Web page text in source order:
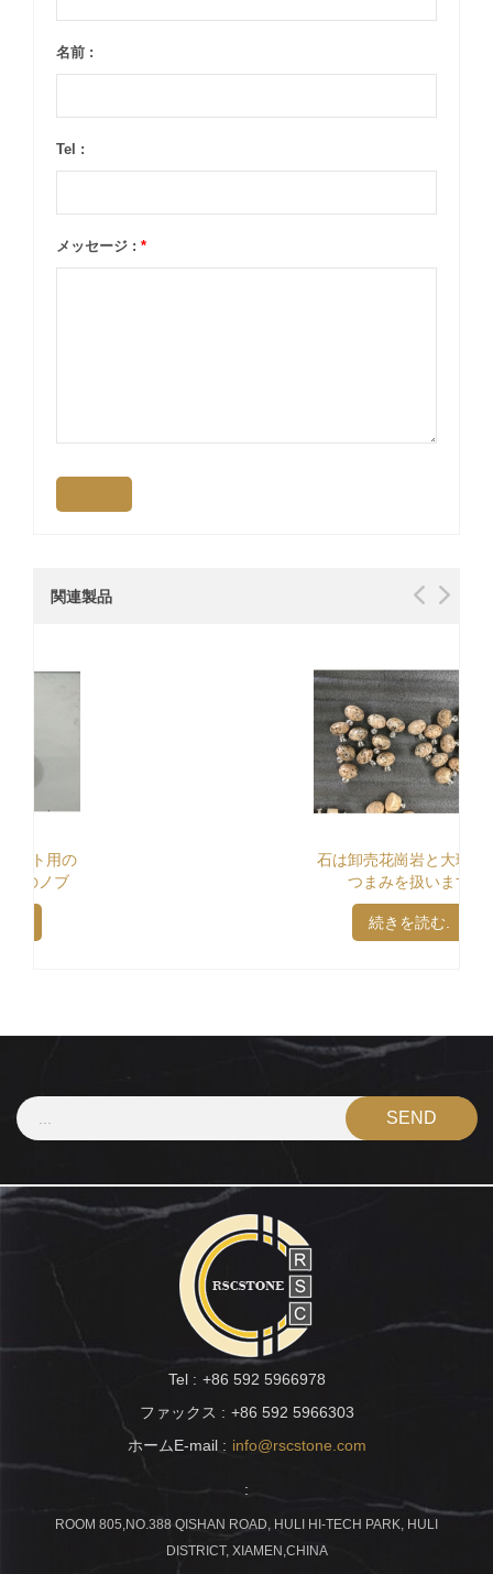
名前 :
Tel :
メッセージ : *
関連製品
石は卸売花崗岩と大理石の
Tel : +86 592 5966978
ファックス : +86 592 5966303
ホームE-mail : info@rscstone.com
:
ROOM 805,NO.388 QISHAN ROAD, HULI HI-TECH PARK, HULI
DISTRICT, XIAMEN,CHINA